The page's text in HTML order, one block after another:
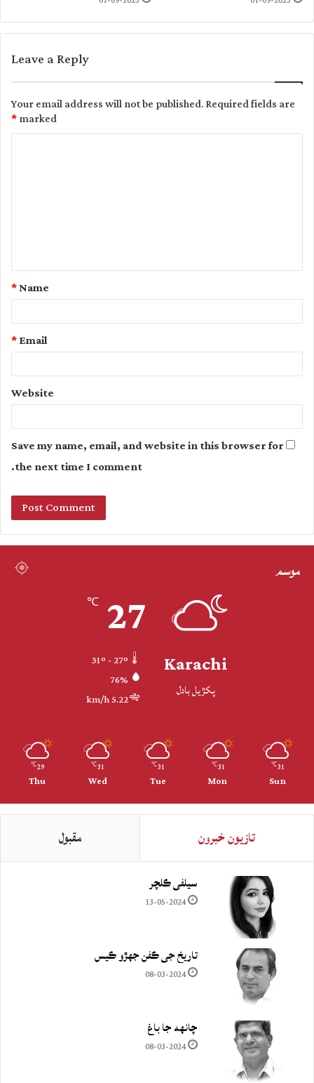
Leave a Reply
Your email address will not be published.Required fields are
marked
*
t
Name
*
Email
*
Website
Save my name, email, and website in this browser for
the next time I comment.
موسم
Karachi
پکڙيل بادل
27
℃
76%
5.22 km/h
31
℃
Sun
31
℃
Mon
31
℃
Tue
31
℃
Wed
29
℃
Thu
تازيون خبرون مقبول
سيلفي ڪلچر
13-05-2024
تاريخ جي ڪفن جھڙو ڪيس
08-03-2024
چانهه جا باغ
08-03-2024